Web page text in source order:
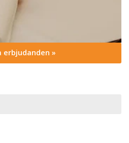
erbjudanden »